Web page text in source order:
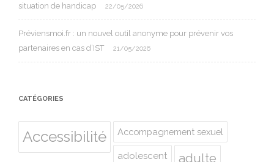
situation de handicap
22/05/2026
Préviensmoi.fr : un nouvel outil anonyme pour prévenir vos
partenaires en cas d’IST
21/05/2026
CATÉGORIES
Accessibilité Accompagnement sexuel
adolescent adulte